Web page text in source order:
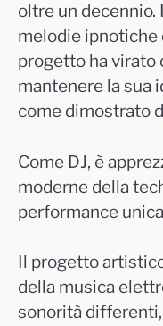
oltre un decennio.
melodie ipnotiche
progetto ha virato
mantenere la sua
come dimostrato
Come DJ, è
moderne della
performance
Il progetto
della musica
sonorità